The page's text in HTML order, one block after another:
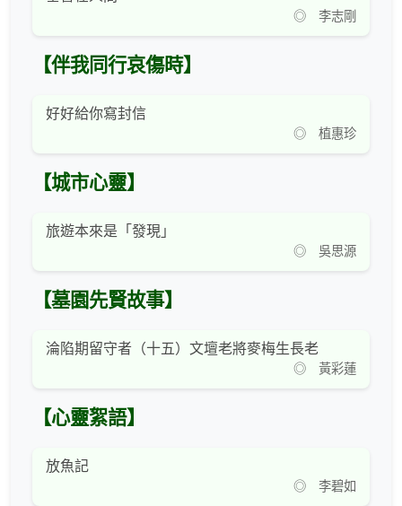
◎ 李志剛
【伴我同行哀傷時】
好好給你寫封信
◎ 植惠珍
【城市心靈】
旅遊本來是「發現」
◎ 吳思源
【墓園先賢故事】
淪陷期留守者（十五）文壇老將麥梅生長老
◎ 黃彩蓮
【心靈絮語】
放魚記
◎ 李碧如